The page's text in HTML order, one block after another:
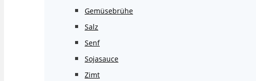
Gemüsebrühe
Salz
Senf
Sojasauce
Zimt